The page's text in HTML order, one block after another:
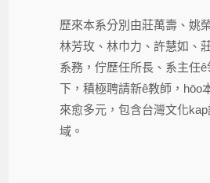
歷來本系分別由莊萬壽、姚
林芳玫、林巾力、許慧如、
系務，佇歷任所長、系主任ê
下，積極聘請新ê教師，hōo
來愈多元，包含台灣文化
域。